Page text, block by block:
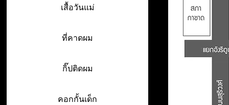
เสื้อวันแม่
ที่คาดผม
กิ๊ปติดผม
คอกกั้นเด็ก